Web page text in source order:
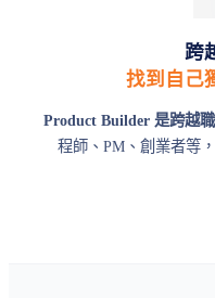
跨
找到自己
Product Builder 是跨越
程師、PM、創業者等